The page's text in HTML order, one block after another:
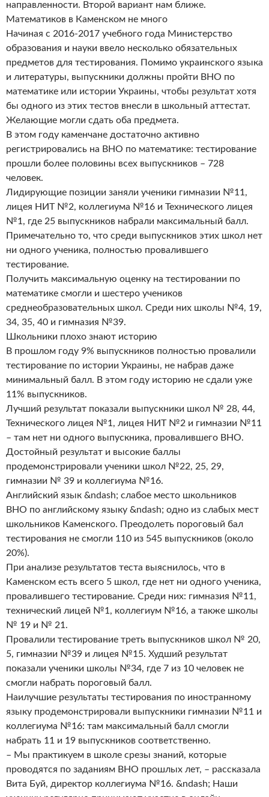
направленности. Второй вариант нам ближе.
Математиков в Каменском не много
Начиная с 2016-2017 учебного года Министерство
образования и науки ввело несколько обязательных
предметов для тестирования. Помимо украинского языка
и литературы, выпускники должны пройти ВНО по
математике или истории Украины, чтобы результат хотя
бы одного из этих тестов внесли в школьный аттестат.
Желающие могли сдать оба предмета.
В этом году каменчане достаточно активно
регистрировались на ВНО по математике: тестирование
прошли более половины всех выпускников – 728
человек.
Лидирующие позиции заняли ученики гимназии №11,
лицея НИТ №2, коллегиума №16 и Технического лицея
№1, где 25 выпускников набрали максимальный балл.
Примечательно то, что среди выпускников этих школ нет
ни одного ученика, полностью провалившего
тестирование.
Получить максимальную оценку на тестировании по
математике смогли и шестеро учеников
среднеобразовательных школ. Среди них школы №4, 19,
34, 35, 40 и гимназия №39.
Школьники плохо знают историю
В прошлом году 9% выпускников полностью провалили
тестирование по истории Украины, не набрав даже
минимальный балл. В этом году историю не сдали уже
11% выпускников.
Лучший результат показали выпускники школ № 28, 44,
Технического лицея №1, лицея НИТ №2 и гимназии №11
– там нет ни одного выпускника, провалившего ВНО.
Достойный результат и высокие баллы
продемонстрировали ученики школ №22, 25, 29,
гимназии № 39 и коллегиума №16.
Английский язык &ndash; слабое место школьников
ВНО по английскому языку &ndash; одно из слабых мест
школьников Каменского. Преодолеть пороговый бал
тестирования не смогли 110 из 545 выпускников (около
20%).
При анализе результатов теста выяснилось, что в
Каменском есть всего 5 школ, где нет ни одного ученика,
провалившего тестирование. Среди них: гимназия №11,
технический лицей №1, коллегиум №16, а также школы
№ 19 и № 21.
Провалили тестирование треть выпускников школ № 20,
5, гимназии №39 и лицея №15. Худший результат
показали ученики школы №34, где 7 из 10 человек не
смогли набрать пороговый балл.
Наилучшие результаты тестирования по иностранному
языку продемонстрировали выпускники гимназии №11 и
коллегиума №16: там максимальный балл смогли
набрать 11 и 19 выпускников соответственно.
– Мы практикуем в школе срезы знаний, которые
проводятся по заданиям ВНО прошлых лет, – рассказала
Вита Буй, директор коллегиума №16. &ndash; Наши